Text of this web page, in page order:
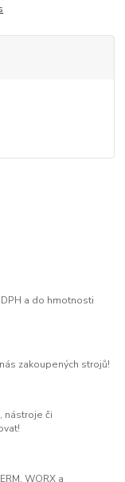
a do hmotnosti
zakoupených strojů!
nástroje či
WORX a